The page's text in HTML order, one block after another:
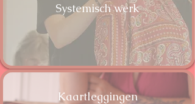
​Systemisch werk
Kaartleggingen